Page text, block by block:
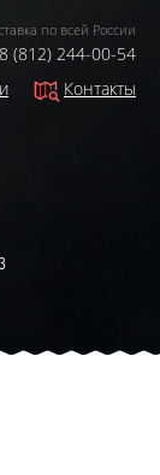
по всей России
8 (812) 244-00-54
Контакты